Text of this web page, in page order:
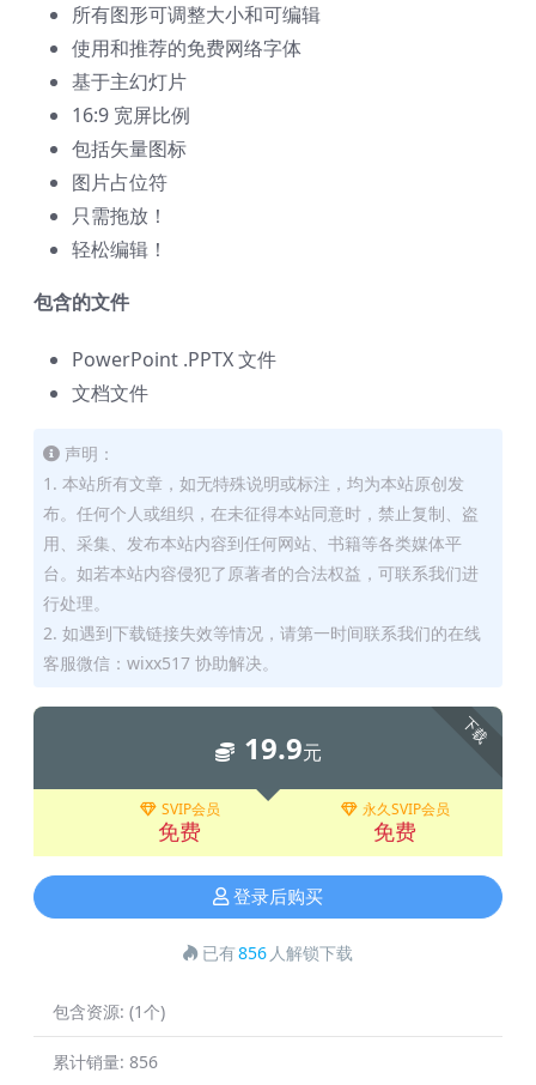
所有图形可调整大小和可编辑
使用和推荐的免费网络字体
基于主幻灯片
16:9 宽屏比例
包括矢量图标
图片占位符
只需拖放！
轻松编辑！
包含的文件
PowerPoint .PPTX 文件
文档文件
声明：
1. 本站所有文章，如无特殊说明或标注，均为本站原创发
布。任何个人或组织，在未征得本站同意时，禁止复制、盗
用、采集、发布本站内容到任何网站、书籍等各类媒体平
台。如若本站内容侵犯了原著者的合法权益，可联系我们进
行处理。
2. 如遇到下载链接失效等情况，请第一时间联系我们的在线
客服微信：wixx517 协助解决。
下载
19.9元
SVIP会员
免费
永久SVIP会员
免费
登录后购买
已有856 人解锁下载
包含资源: (1个)
累计销量: 856